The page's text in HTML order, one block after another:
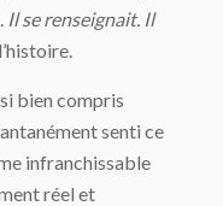
Il se renseignait. Il
bien compris
senti ce
infranchissable
réel et